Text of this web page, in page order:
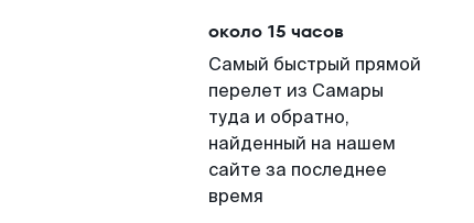
около 15 часов
Самый быстрый прямой
перелет из Самары
туда и обратно,
найденный на нашем
сайте за последнее
время